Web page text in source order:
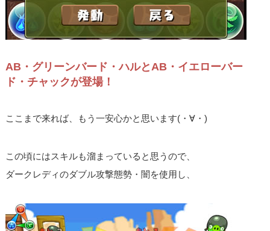
AB・グリーンバード・ハルとAB・イエローバー
ド・チャックが登場！
ここまで来れば、もう一安心かと思います(・∀・)
この頃にはスキルも溜まっていると思うので、
ダークレディのダブル攻撃態勢・闇を使用し、